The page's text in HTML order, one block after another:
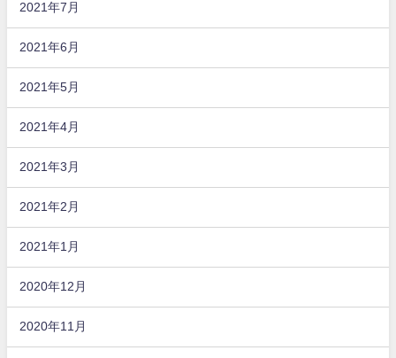
2021年7月
2021年6月
2021年5月
2021年4月
2021年3月
2021年2月
2021年1月
2020年12月
2020年11月